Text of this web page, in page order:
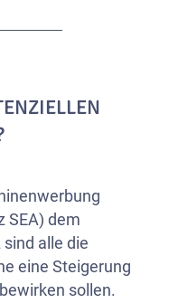
SEA) dem
alle die
eine Steigerung
sollen.